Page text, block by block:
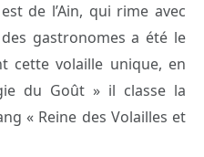
de l’Ain, qui rime avec
des gastronomes a été le
cette volaille unique, en
du Goût » il classe la
« Reine des Volailles et